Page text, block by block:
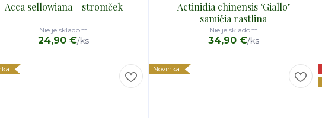
Acca sellowiana - stromček
24,90 €/ks
Nie je skladom
Actinidia chinensis ‘Giallo’
samičia rastlina
34,90 €/ks
Nie je skladom
Novinka